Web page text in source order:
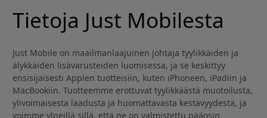
Tietoja Just Mobilesta
Just Mobile on maailmanlaajuinen johtaja tyylikkäiden ja
älykkäiden lisävarusteiden luomisessa, ja se keskittyy
ensisijaisesti Applen tuotteisiin, kuten iPhoneen, iPadiin ja
MacBookiin. Tuotteemme erottuvat tyylikkäästä muotoilusta,
ylivoimaisesta laadusta ja huomattavasta kestävyydestä, ja
voimme ylpeillä sillä, että ne on valmistettu pääosin